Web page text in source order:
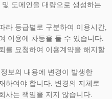
도메인을 대량으로 생성하는
등급별로 구분하여 이용시간,
이용에 차등을 둘 수 있습니다.
를 요청하여 이용계약을 해지할
보의 내용에 변경이 발생한
하여야 합니다. 변경의 지체로
사는 책임을 지지 않습니다.